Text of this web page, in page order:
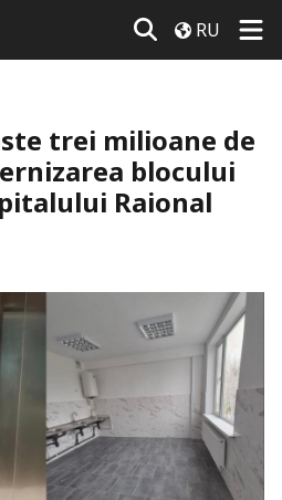
RU
trei milioane de
blocului
Raional